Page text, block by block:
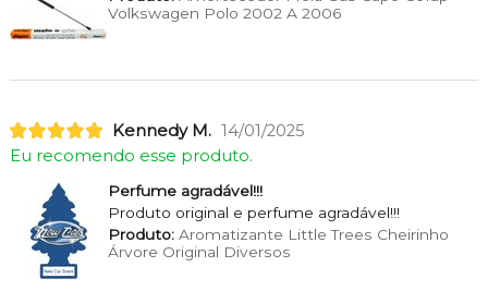
Volkswagen Polo 2002 A 2006
Kennedy M. 14/01/2025
Eu recomendo esse produto.
Perfume agradável!!!
Produto original e perfume agradável!!!
Produto:Aromatizante Little Trees Cheirinho
Árvore Original Diversos